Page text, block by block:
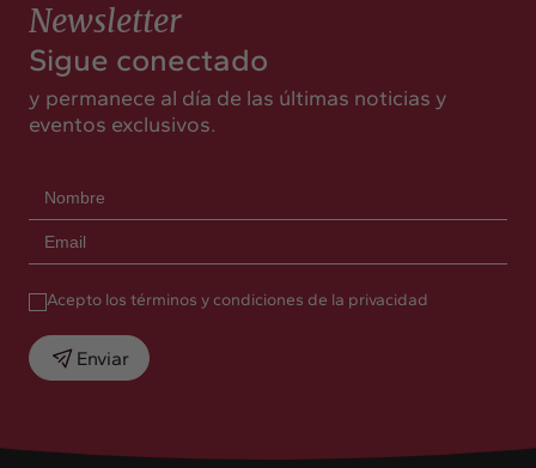
Newsletter
Sigue conectado
y permanece al día de las últimas noticias y
eventos exclusivos.
Acepto los términos y condiciones de la privacidad
Enviar